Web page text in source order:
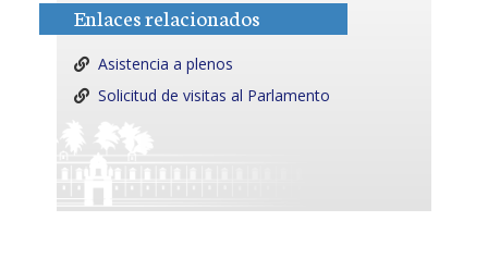
Enlaces relacionados
Asistencia a plenos
Solicitud de visitas al Parlamento